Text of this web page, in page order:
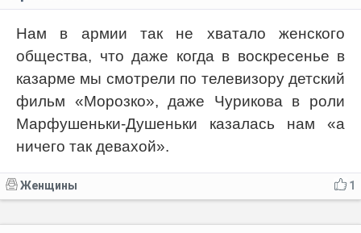
Нам в армии так не хватало женского
общества, что даже когда в воскресенье в
казарме мы смотрели по телевизору детский
фильм «Морозко», даже Чурикова в роли
Марфушеньки-Душеньки казалась нам «а
ничего так девахой».
1
Женщины